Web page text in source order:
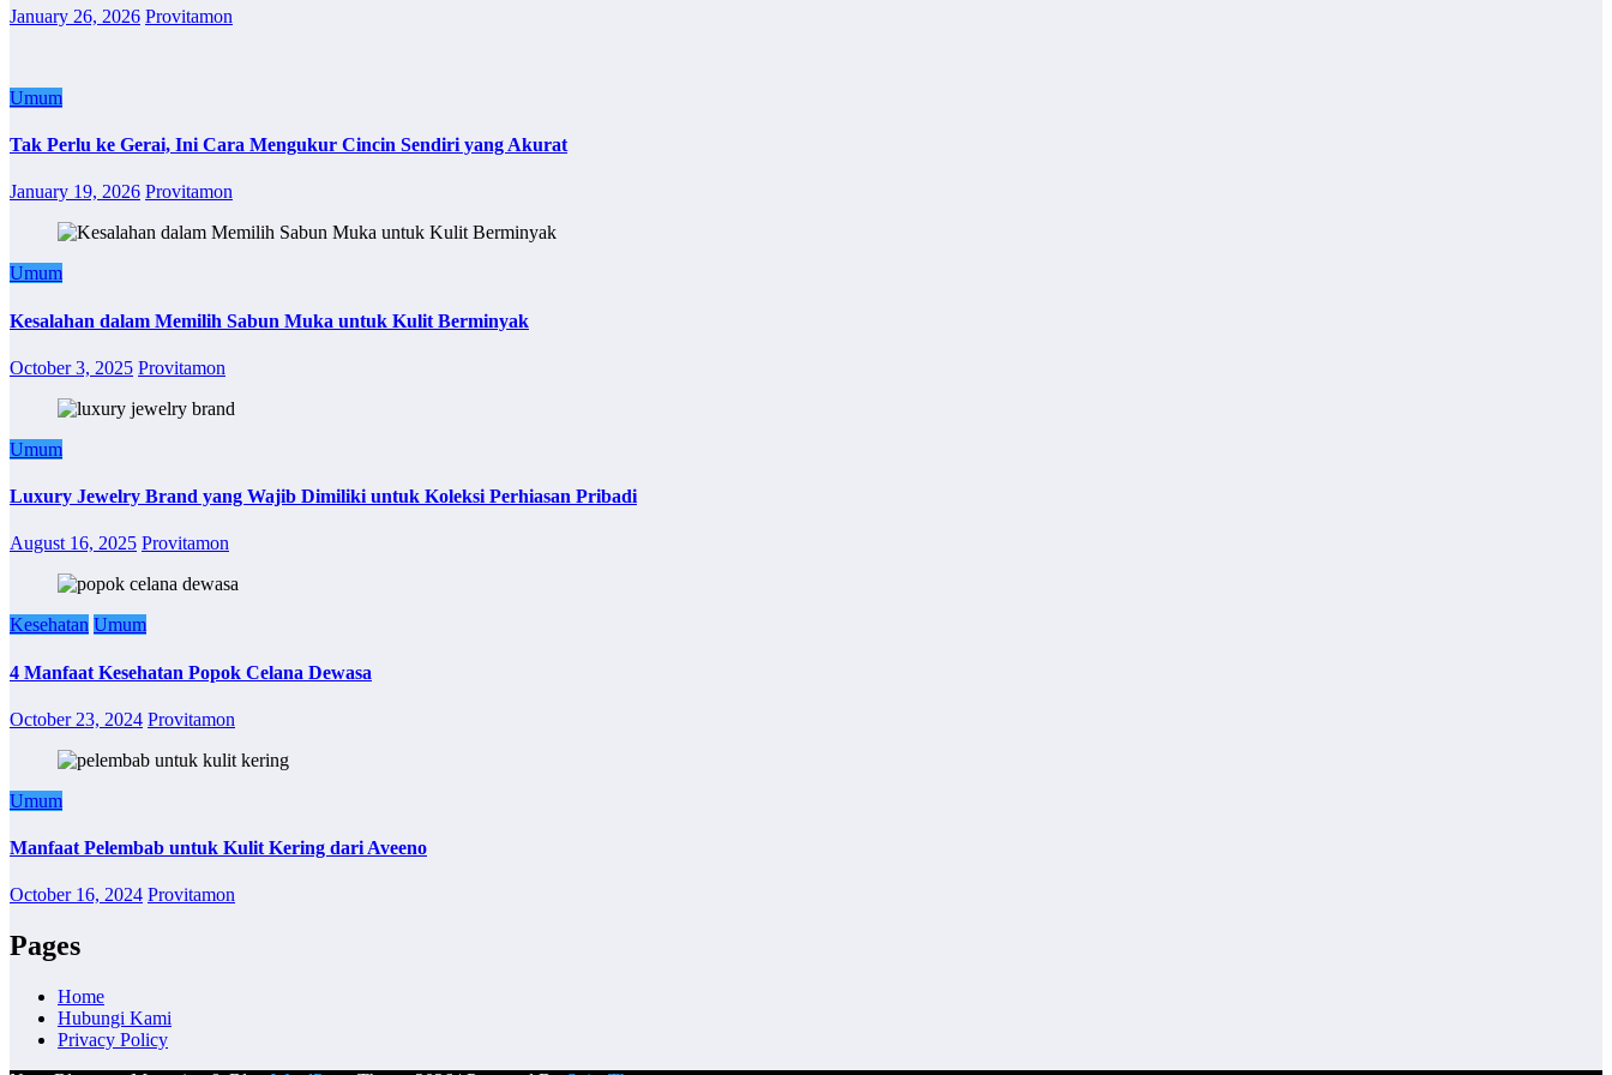
January 26, 2026 Provitamon
Umum
Tak Perlu ke Gerai, Ini Cara Mengukur Cincin Sendiri yang Akurat
January 19, 2026 Provitamon
Umum
Kesalahan dalam Memilih Sabun Muka untuk Kulit Berminyak
October 3, 2025 Provitamon
Umum
Luxury Jewelry Brand yang Wajib Dimiliki untuk Koleksi Perhiasan Pribadi
August 16, 2025 Provitamon
Kesehatan Umum
4 Manfaat Kesehatan Popok Celana Dewasa
October 23, 2024 Provitamon
Umum
Manfaat Pelembab untuk Kulit Kering dari Aveeno
October 16, 2024 Provitamon
Pages
Home
Hubungi Kami
Privacy Policy